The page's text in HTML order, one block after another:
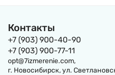
Контакты
+7 (903) 900-40-90
+7 (903) 900-77-11
opt@7izmerenie.com,
г. Новосибирск, ул.